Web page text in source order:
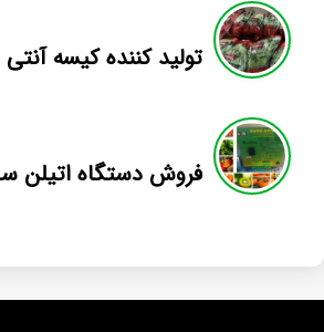
تولید کننده کیسه
فروش دستگاه اتيلن